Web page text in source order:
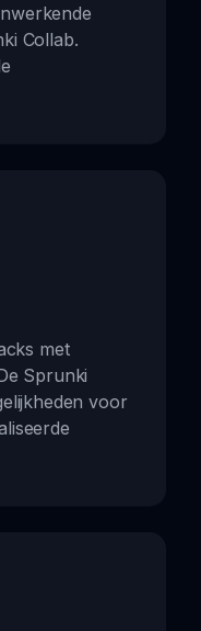
Collab.
met
Sprunki
voor